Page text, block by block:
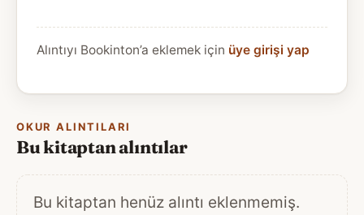
Alıntıyı Bookinton’a eklemek için üye girişi yap
OKUR ALINTILARI
Bu kitaptan alıntılar
Bu kitaptan henüz alıntı eklenmemiş.